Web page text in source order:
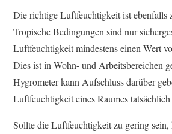
Die richtige Luftfeuchtigkeit ist ebenfalls
Tropische Bedingungen sind nur
Luftfeuchtigkeit mindestens einen Wert
Dies ist in Wohn- und Arbeitsbereichen
Hygrometer kann Aufschluss darüber
Luftfeuchtigkeit eines Raumes tatsächlich
Sollte die Luftfeuchtigkeit zu gering sein,